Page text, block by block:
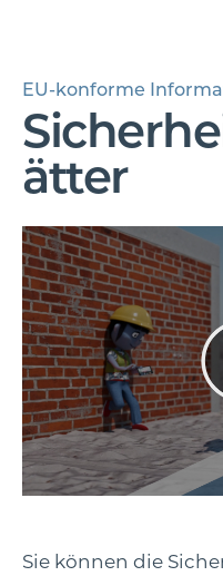
EU-konforme
ätter
Sie können die